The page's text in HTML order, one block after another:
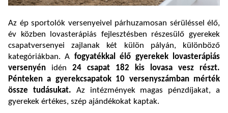
Az ép sportolók versenyeivel párhuzamosan sérüléssel élő,
év közben lovasterápiás fejlesztésben részesülő gyerekek
csapatversenyei zajlanak két külön pályán, különböző
kategóriákban. A fogyatékkal élő gyerekek lovasterápiás
versenyén idén 24 csapat
182 kis lovasa vesz részt.
Pénteken a gyerekcsapatok 10 versenyszámban mérték
össze tudásukat. Az intézmények magas pénzdíjakat, a
gyerekek értékes, szép ajándékokat kaptak.